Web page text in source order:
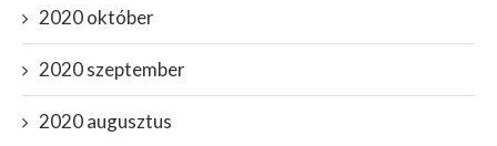
2020 október
2020 szeptember
2020 augusztus